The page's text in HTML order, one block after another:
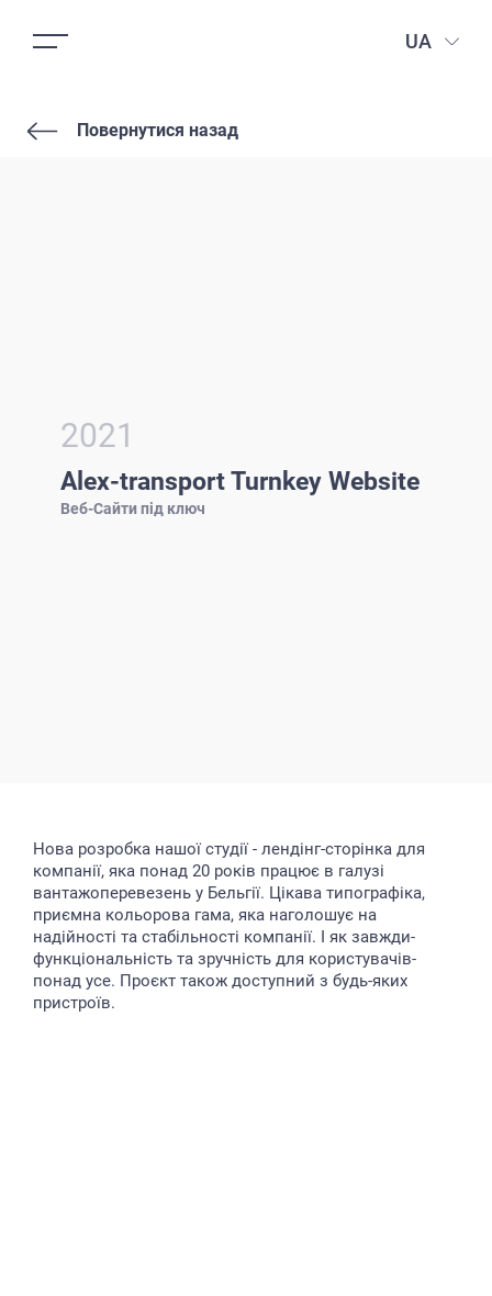
UA
Повернутися назад
2021
Alex-transport Turnkey Website
Веб-Сайти під ключ
Нова розробка нашої студії - лендінг-cторінка для
компанії, яка понад 20 років працює в галузі
вантажоперевезень у Бельгії. Цікава типографіка,
приємна кольорова гама, яка наголошує на
надійності та стабільності компанії. І як завжди-
функціональність та зручність для користувачів-
понад усе. Проєкт також доступний з будь-яких
пристроїв.